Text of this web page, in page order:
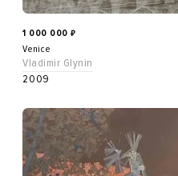
1 000 000 ₽
Venice
Vladimir Glynin
2009